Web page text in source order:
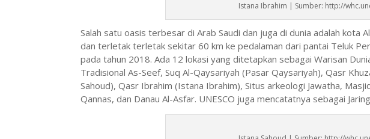
Istana Ibrahim | Sumber: http://
Salah satu oasis terbesar di Arab Saudi dan juga di dunia adalah kota
dan terletak terletak sekitar 60 km ke pedalaman dari pantai Teluk
pada tahun 2018. Ada 12 lokasi yang ditetapkan sebagai Warisan
Tradisional As-Seef, Suq Al-Qaysariyah (Pasar Qaysariyah), Qasr
Sahoud), Qasr Ibrahim (Istana Ibrahim), Situs arkeologi Jawatha,
Qannas, dan Danau Al-Asfar. UNESCO juga mencatatnya sebagai